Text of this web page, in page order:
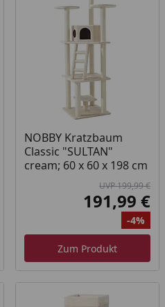
Preis
Preis
NOBBY Kratzbaum
Classic "SULTAN"
cream; 60 x 60 x 198 cm
UVP 199,99 €
191,99 €
-4%
Zum Produkt